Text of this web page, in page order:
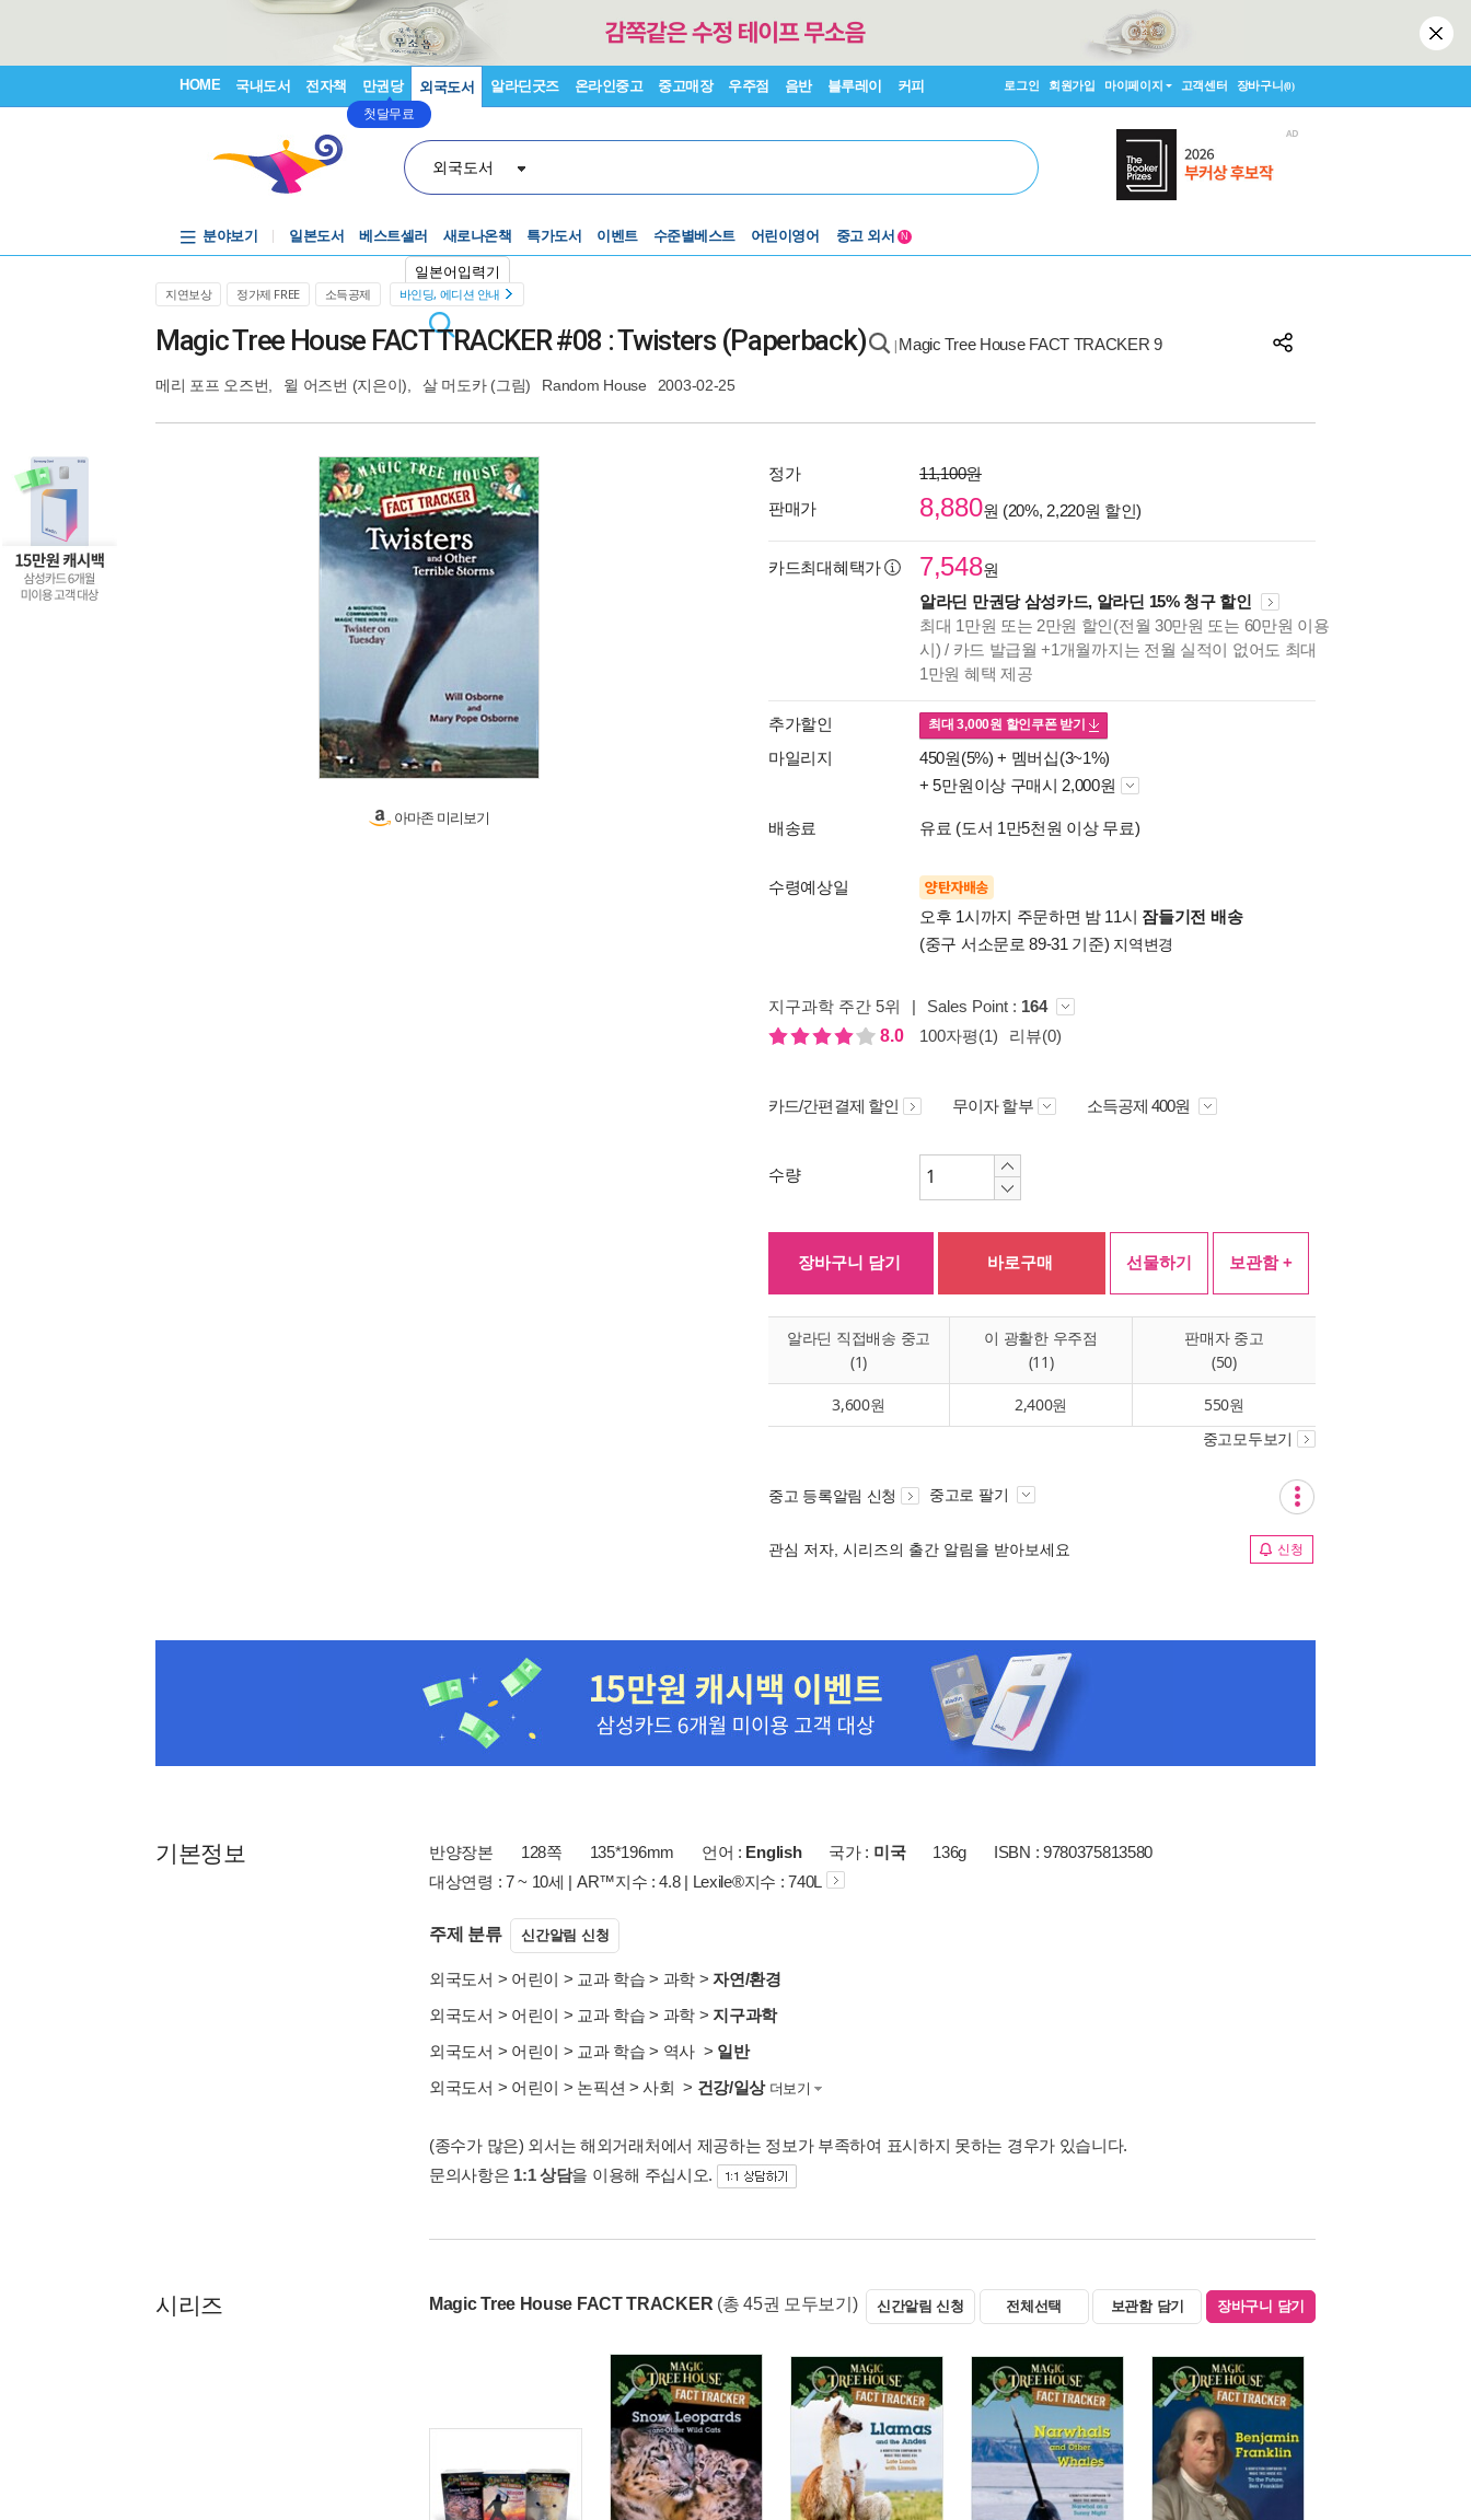
HOME 국내도서 전자책 만권당
첫달무료
외국도서 알라딘굿즈 온라인중고 중고매장 우주점 음반 블루레이 커피 로그인 회원가입 마이페이지 고객센터 장바구니(0)
외국도서
일본어입력기
분야보기 일본도서 베스트셀러 새로나온책 특가도서 이벤트
수준별베스트
어린이영어
중고 외서
N
지연보상 정가제 FREE 소득공제 바인딩, 에디션 안내
Magic Tree House FACT TRACKER #08 : Twisters (Paperback) Magic Tree House FACT TRACKER 9
메리 포프 오즈번 윌 어즈번 (지은이), 살 머도카(그림) Random House 2003-02-25
아마존 미리보기
정가
11,100원
판매가
8,880원 (20%, 2,220원 할인)
카드최대혜택가 7,548원
알라딘 만권당 삼성카드, 알라딘 15% 청구 할인
최대 1만원 또는 2만원 할인(전월 30만원 또는 60만원 이용
시) / 카드 발급월 +1개월까지는 전월 실적이 없어도 최대
1만원 혜택 제공
추가할인 최대3,000원 할인쿠폰 받기
마일리지 450원(5%) + 멤버십(3~1%)
+ 5만원이상 구매시 2,000원
배송료 유료 (도서 1만5천원 이상 무료)
수령예상일 양탄자배송
오후 1시까지 주문하면 밤 11시 잠들기전 배송
(중구 서소문로 89-31 기준) 지역변경
지구과학 주간 5위 | Sales Point : 164
8.0
100자평(1) 리뷰(0)
카드/간편결제 할인 무이자 할부 소득공제 400원
수량
장바구니 담기 바로구매 선물하기 보관함 +
알라딘 직접배송 중고
(1)
이 광활한 우주점
(11)
판매자 중고
(50)
3,600원 2,400원 550원
중고모두보기
중고 등록알림 신청 중고로 팔기
관심 저자, 시리즈의 출간 알림을 받아보세요 신청
기본정보 반양장본 128쪽 135*196mm 언어 : English 국가 : 미국 136g
ISBN : 9780375813580
대상연령 : 7 ~ 10세 | AR™지수 : 4.8 | Lexile®지수 : 740L
주제 분류 신간알림 신청
외국도서 > 어린이 > 교과 학습 > 과학 >자연/환경
외국도서 > 어린이 > 교과 학습 > 과학 > 지구과학
외국도서 > 어린이 > 교과 학습 > 역사 > 일반
외국도서 > 어린이 > 논픽션 >사회 > 건강/일상 더보기
(종수가 많은) 외서는 해외거래처에서 제공하는 정보가 부족하여 표시하지 못하는 경우가 있습니다.
문의사항은 1:1 상담을 이용해 주십시오.
시리즈 Magic Tree House FACT TRACKER (총 45권 모두보기) 신간알림 신청 전체선택 보관함 담기 장바구니 담기